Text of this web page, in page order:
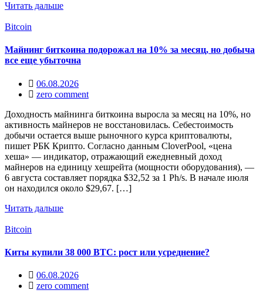
Читать дальше
Bitcoin
Майнинг биткоина подорожал на 10% за месяц, но добыча
все еще убыточна
06.08.2026
zero comment
Доходность майнинга биткоина выросла за месяц на 10%, но
активность майнеров не восстановилась. Себестоимость
добычи остается выше рыночного курса криптовалюты,
пишет РБК Крипто. Согласно данным CloverPool, «цена
хеша» — индикатор, отражающий ежедневный доход
майнеров на единицу хешрейта (мощности оборудования), —
6 августа составляет порядка $32,52 за 1 Ph/s. В начале июля
он находился около $29,67. […]
Читать дальше
Bitcoin
Киты купили 38 000 BTC: рост или усреднение?
06.08.2026
zero comment